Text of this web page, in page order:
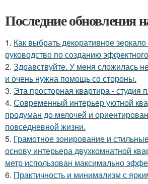
Последние обновления
1. Как выбрать декоративное
руководство по созданию
2. Здравствуйте. У меня сложилась
и очень нужна помощь со стороны.
3. Эта просторная квартира - студия
4. Современный интерьер уютной
продуман до мелочей и
повседневной жизни.
5. Грамотное зонирование и
основу интерьера двухкомнатной
метр использован максимально
6. Практичность и минимализм с